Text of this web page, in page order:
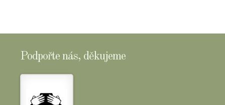
Podpořte nás, děkujeme